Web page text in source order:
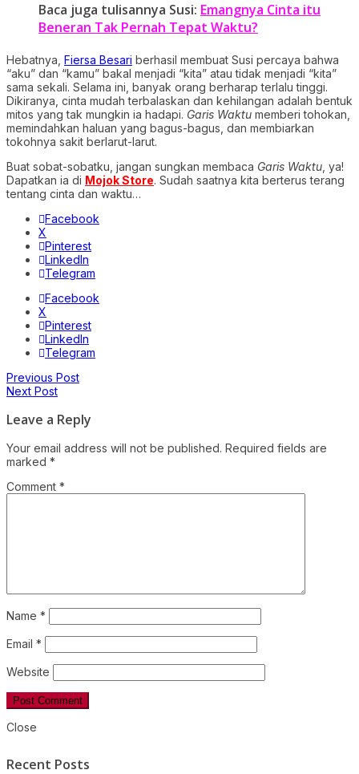
Baca juga tulisannya Susi: Emangnya Cinta itu
Beneran Tak Pernah Tepat Waktu?
Hebatnya, Fiersa Besari berhasil membuat Susi percaya bahwa
“aku” dan “kamu” bakal menjadi “kita” atau tidak menjadi “kita”
sama sekali. Selama ini, banyak orang berharap terlalu tinggi.
Dikiranya, cinta mudah terbalaskan dan kehilangan adalah bentuk
mitos yang tak mungkin ia hadapi. Garis Waktu memberi tohokan,
memindahkan haluan yang bagus-bagus, dan membiarkan
tokohnya sakit berlarut-larut.
Buat sobat-sobatku, jangan sungkan membaca Garis Waktu , ya!
Dapatkan ia di Mojok Store. Sudah saatnya kita berterus terang
tentang cinta dan waktu…
Facebook
X
Pinterest
LinkedIn
Telegram
Facebook
X
Pinterest
LinkedIn
Telegram
Previous Post
Next Post
Leave a Reply
Your email address will not be published. Required fields are
marked *
Comment *
Name *
Email *
Website
Close
Recent Posts